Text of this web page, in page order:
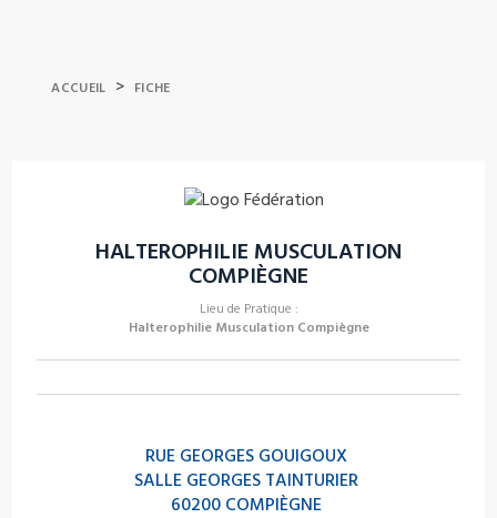
ACCUEIL > FICHE
HALTEROPHILIE MUSCULATION
COMPIÈGNE
Lieu de Pratique :
Halterophilie Musculation Compiègne
RUE GEORGES GOUIGOUX
SALLE GEORGES TAINTURIER
60200 COMPIÈGNE